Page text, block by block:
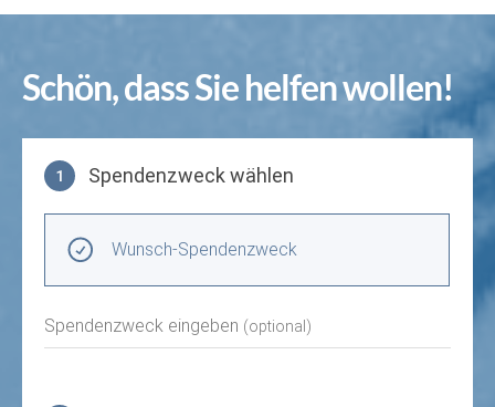
Schön, dass Sie helfen wollen!
1 Spendenzweck wählen
Wunsch-Spendenzweck
Spendenzweck eingeben (optional)